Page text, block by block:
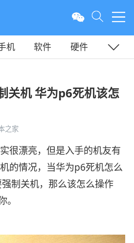
机 软件
硬件
关机 华为p6死机该怎
之家
漂亮，但是入手的机友有
的情况，当华为p6死机怎么
制关机，那么该怎么操作